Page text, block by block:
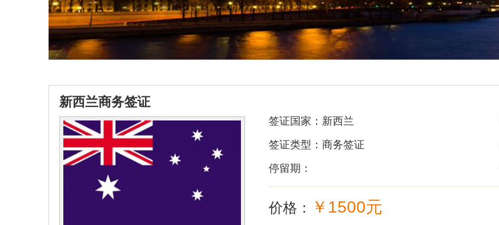
新西兰商务签证
签证国家：新西兰
签证类型：商务签证
停留期：
价格： ￥1500元